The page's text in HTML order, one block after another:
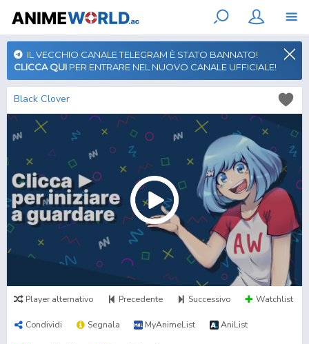
IL VECCHIO CANALE TELEGRAM È STATO BANNATO!
CLICCA QUI PER ENTRARE NEL NUOVO CANALE UFFICIALE!
Black Clover
Player alternativo Precedente Successivo Watchlist
Condividi Segnala MyAnimeList AniList